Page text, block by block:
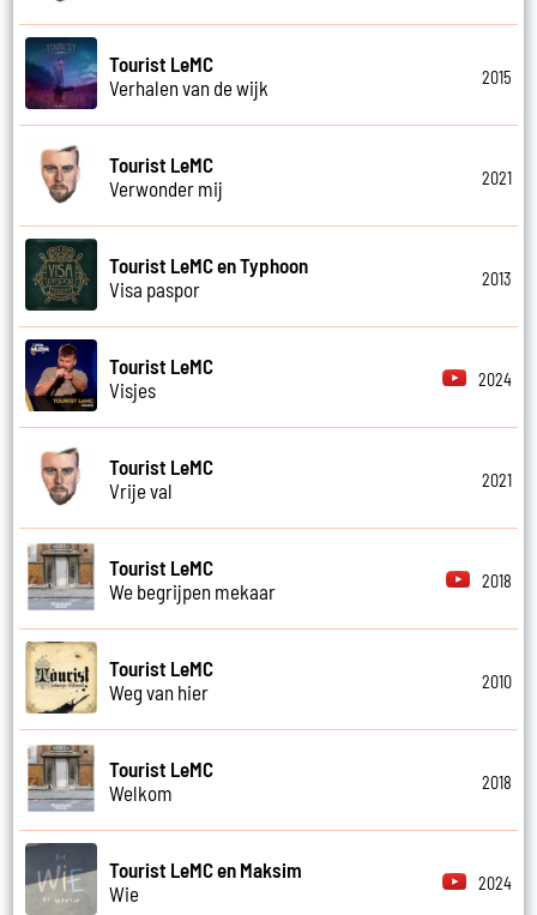
Tourist LeMC
Verhalen van de wijk
2015
Tourist LeMC
Verwonder mij
2021
Tourist LeMC en Typhoon
Visa paspor
2013
Tourist LeMC
Visjes
2024
Tourist LeMC
Vrije val
2021
Tourist LeMC
We begrijpen mekaar
2018
Tourist LeMC
Weg van hier
2010
Tourist LeMC
Welkom
2018
Tourist LeMC en Maksim
Wie
2024